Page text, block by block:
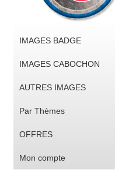
IMAGES BADGE
IMAGES CABOCHON
AUTRES IMAGES
Par Thèmes
OFFRES
Mon compte